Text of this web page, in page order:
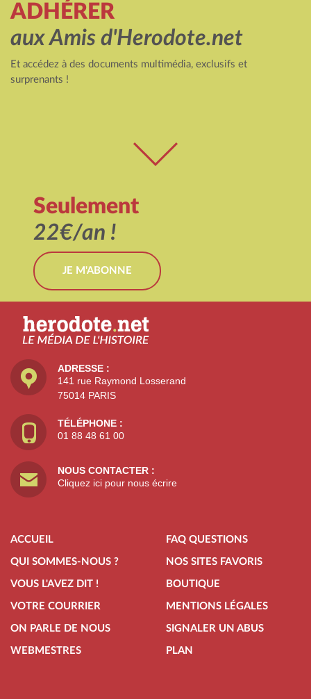
ADHÉRER
aux Amis d'Herodote.net
Et accédez à des documents multimédia, exclusifs et
surprenants !
Seulement
22€/an !
JE M'ABONNE
ADRESSE :
141 rue Raymond Losserand
75014 PARIS
TÉLÉPHONE :
01 88 48 61 00
NOUS CONTACTER :
Cliquez ici pour nous écrire
ACCUEIL
QUI SOMMES-NOUS ?
VOUS L'AVEZ DIT !
VOTRE COURRIER
ON PARLE DE NOUS
WEBMESTRES
FAQ QUESTIONS
NOS SITES FAVORIS
BOUTIQUE
MENTIONS LÉGALES
SIGNALER UN ABUS
PLAN